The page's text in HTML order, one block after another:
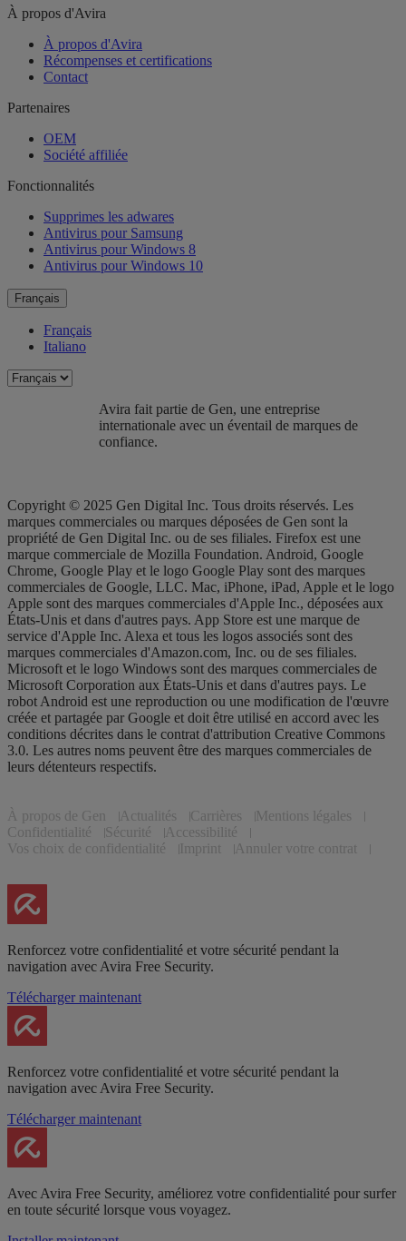
À propos d'Avira
À propos d'Avira
Récompenses et certifications
Contact
Partenaires
OEM
Société affiliée
Fonctionnalités
Supprimes les adwares
Antivirus pour Samsung
Antivirus pour Windows 8
Antivirus pour Windows 10
Français
Français
Italiano
Avira fait partie de Gen, une entreprise
internationale avec un éventail de marques de
confiance.​
Copyright © 2025 Gen Digital Inc. Tous droits réservés. Les
marques commerciales ou marques déposées de Gen sont la
propriété de Gen Digital Inc. ou de ses filiales. Firefox est une
marque commerciale de Mozilla Foundation. Android, Google
Chrome, Google Play et le logo Google Play sont des marques
commerciales de Google, LLC. Mac, iPhone, iPad, Apple et le logo
Apple sont des marques commerciales d'Apple Inc., déposées aux
États-Unis et dans d'autres pays. App Store est une marque de
service d'Apple Inc. Alexa et tous les logos associés sont des
marques commerciales d'Amazon.com, Inc. ou de ses filiales.
Microsoft et le logo Windows sont des marques commerciales de
Microsoft Corporation aux États-Unis et dans d'autres pays. Le
robot Android est une reproduction ou une modification de l'œuvre
créée et partagée par Google et doit être utilisé en accord avec les
conditions décrites dans le contrat d'attribution Creative Commons
3.0. Les autres noms peuvent être des marques commerciales de
leurs détenteurs respectifs.
À propos de Gen Actualités Carrières
Mentions légales
Confidentialité
Sécurité
Accessibilité
Vos choix de confidentialité
Imprint Annuler votre contrat
Renforcez votre confidentialité et votre sécurité pendant la
navigation avec Avira Free Security.
Télécharger maintenant
Renforcez votre confidentialité et votre sécurité pendant la
navigation avec Avira Free Security.
Télécharger maintenant
Avec Avira Free Security, améliorez votre confidentialité pour surfer
en toute sécurité lorsque vous voyagez.